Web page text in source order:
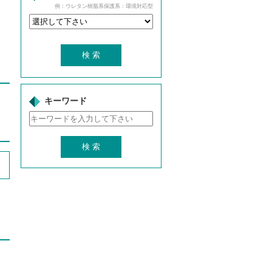
例：ウレタン樹脂系保護系：環境対応型
キーワード